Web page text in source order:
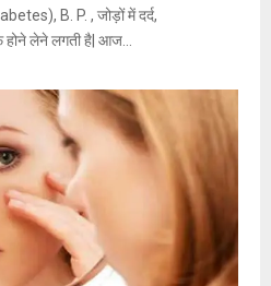
B. P. , जोड़ों में दर्द,
लेने लगती है| आज...